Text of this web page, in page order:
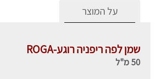
על המוצר
שמן לפה ריפניה רוגע-ROGA
50 מ"ל